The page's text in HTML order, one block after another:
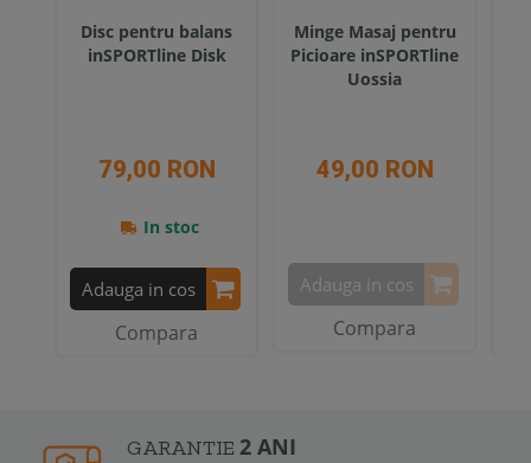
Disc pentru balans
inSPORTline Disk
79,00 RON
In stoc
Adauga in cos
Compara
Minge Masaj pentru
Picioare inSPORTline
Uossia
49,00 RON
Adauga in cos
Compara
GARANTIE 2 ANI